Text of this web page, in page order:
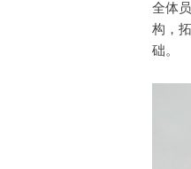
全体
构，
础。